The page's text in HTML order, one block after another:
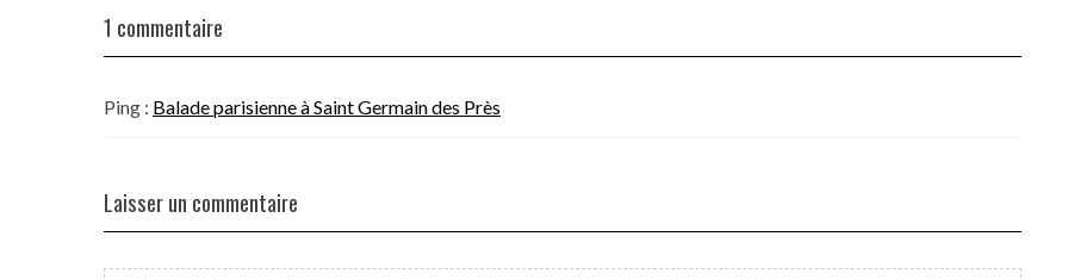
1 commentaire
Ping : Balade parisienne à Saint Germain des Près
Laisser un commentaire